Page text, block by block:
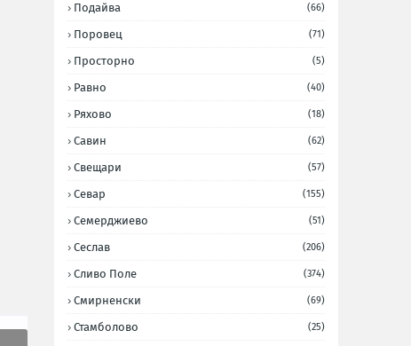
Подайва (66)
Поровец (71)
Просторно (5)
Равно (40)
Ряхово (18)
Савин (62)
Свещари (57)
Севар (155)
Семерджиево (51)
Сеслав (206)
Сливо Поле (374)
Смирненски (69)
Стамболово (25)